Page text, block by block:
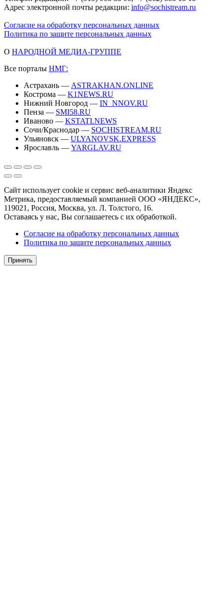
Адрес электронной почты редакции: info@sochistream.ru
Согласие на обработку персональных данных
Политика по защите персональных данных
О НАРОДНОЙ МЕДИА-ГРУППЕ
Все порталы НМГ:
Астрахань — ASTRAKHAN.ONLINE
Кострома — K1NEWS.RU
Нижний Новгород — IN_NNOV.RU
Пенза — SMI58.RU
Иваново — KSTATI.NEWS
Сочи/Краснодар — SOCHISTREAM.RU
Ульяновск — ULYANOVSK.EXPRESS
Ярославль — YARGLAV.RU
Сайт использует cookie и сервис веб-аналитики Яндекс
Метрика, предоставляемый компанией ООО «ЯНДЕКС»,
119021, Россия, Москва, ул. Л. Толстого, 16.
Оставаясь у нас, Вы соглашаетесь с их обработкой.
Согласие на обработку персональных данных
Политика по защите персональных данных
Принять